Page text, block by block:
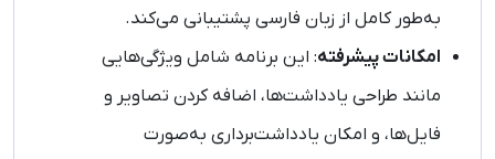
به‌طور کامل از زبان فارسی پشتیبانی می‌کند.
امکانات پیشرفته: این برنامه شامل ویژگی‌هایی
مانند طراحی یادداشت‌ها، اضافه کردن تصاویر و
فایل‌ها، و امکان یادداشت‌برداری به‌صورت